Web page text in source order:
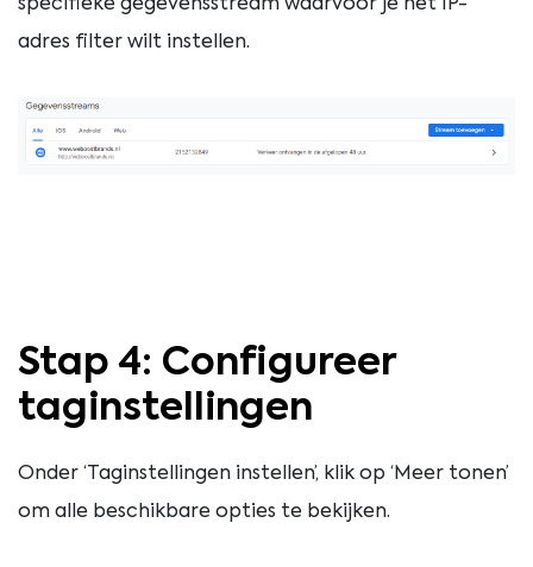
specifieke gegevensstream waarvoor je het IP-
adres filter wilt instellen.
Stap 4: Configureer
taginstellingen
Onder ‘Taginstellingen instellen’, klik op ‘Meer tonen’
om alle beschikbare opties te bekijken.